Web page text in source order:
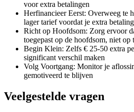
voor extra betalingen
Herfinancieer Eerst: Overweeg te
lager tarief voordat je extra
Richt op Hoofdsom: Zorg ervoor
toegepast op de hoofdsom, niet op
Begin Klein: Zelfs € 25-50 extra
significant verschil maken
Volg Voortgang: Monitor je
gemotiveerd te blijven
Veelgestelde vragen